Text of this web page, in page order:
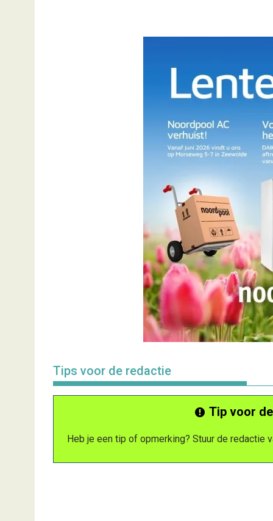
Tips voor de redactie
Tip voor
Heb je een tip of opmerking? Stuur de redactie